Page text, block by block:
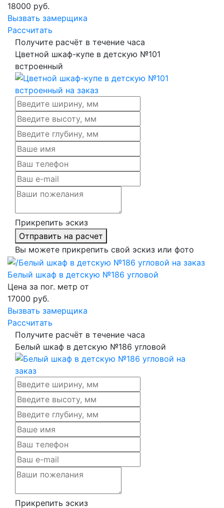
18000 руб.
Вызвать замерщика
Рассчитать
Получите расчёт в течение часа
Цветной шкаф-купе в детскую №101
встроенный
Прикрепить эскиз
Отправить на расчет
Вы можете прикрепить свой эскиз или фото
Белый шкаф в детскую №186 угловой
Цена за пог. метр от
17000 руб.
Вызвать замерщика
Рассчитать
Получите расчёт в течение часа
Белый шкаф в детскую №186 угловой
Прикрепить эскиз